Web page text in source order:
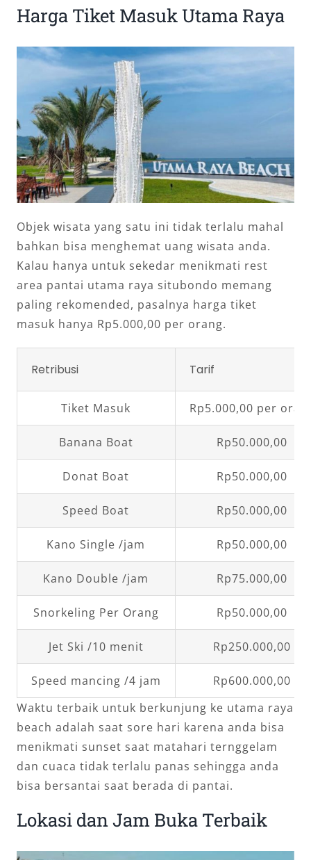
Harga Tiket Masuk Utama Raya
Objek wisata yang satu ini tidak terlalu mahal
bahkan bisa menghemat uang wisata anda.
Kalau hanya untuk sekedar menikmati rest
area pantai utama raya situbondo memang
paling rekomended, pasalnya harga tiket
masuk hanya Rp5.000,00 per orang.
Retribusi Tarif
Tiket Masuk Rp5.000,00 per
Banana Boat Rp50.000,00
Donat Boat Rp50.000,00
Speed Boat Rp50.000,00
Kano Single /jam Rp50.000,00
Kano Double /jam Rp75.000,00
Snorkeling Per Orang Rp50.000,00
Jet Ski /10 menit Rp250.000,00
Speed mancing /4 jam
Rp600.000,00
Waktu terbaik untuk berkunjung ke utama raya
beach adalah saat sore hari karena anda bisa
menikmati sunset saat matahari ternggelam
dan cuaca tidak terlalu panas sehingga anda
bisa bersantai saat berada di pantai.
Lokasi dan Jam Buka Terbaik